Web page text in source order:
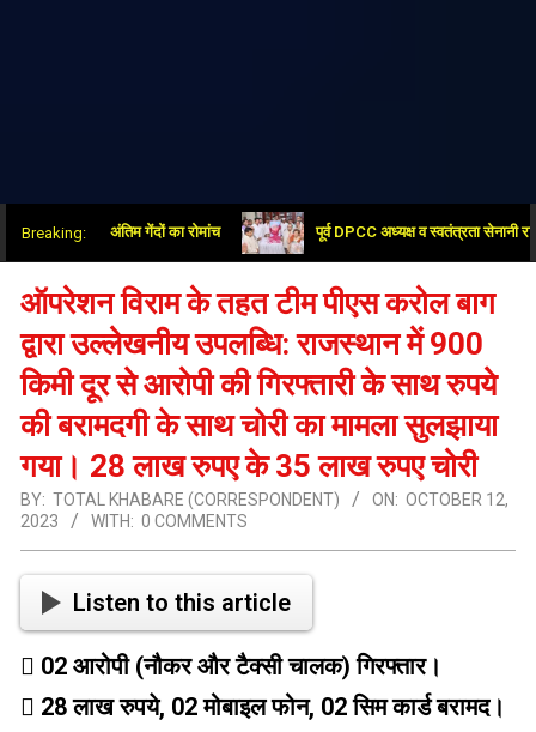
Breaking:
किया अंतिम गेंदों का रोमांच पूर्व DPCC अध्यक्ष व स्वतंत्रता सेनानी राधा
ऑपरेशन विराम के तहत टीम पीएस करोल बाग
द्वारा उल्लेखनीय उपलब्धि: राजस्थान में 900
किमी दूर से आरोपी की गिरफ्तारी के साथ रुपये
की बरामदगी के साथ चोरी का मामला सुलझाया
गया। 28 लाख रुपए के 35 लाख रुपए चोरी
BY: TOTAL KHABARE (CORRESPONDENT) ON: OCTOBER 12,
2023
WITH: 0 COMMENTS
Listen to this article
 02 आरोपी (नौकर और टैक्सी चालक) गिरफ्तार।
 28 लाख रुपये, 02 मोबाइल फोन, 02 सिम कार्ड बरामद।